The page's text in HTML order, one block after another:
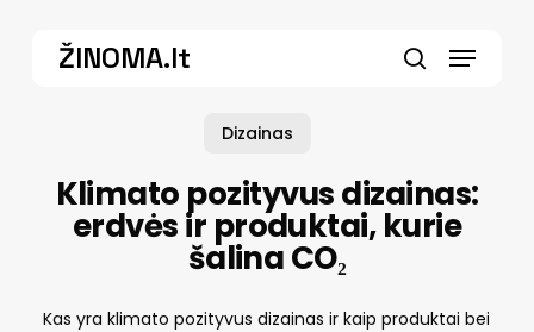
ŽINOMA.lt Menu
Dizainas
Klimato pozityvus dizainas:
erdvės ir produktai, kurie
šalina CO₂
Kas yra klimato pozityvus dizainas ir kaip produktai bei